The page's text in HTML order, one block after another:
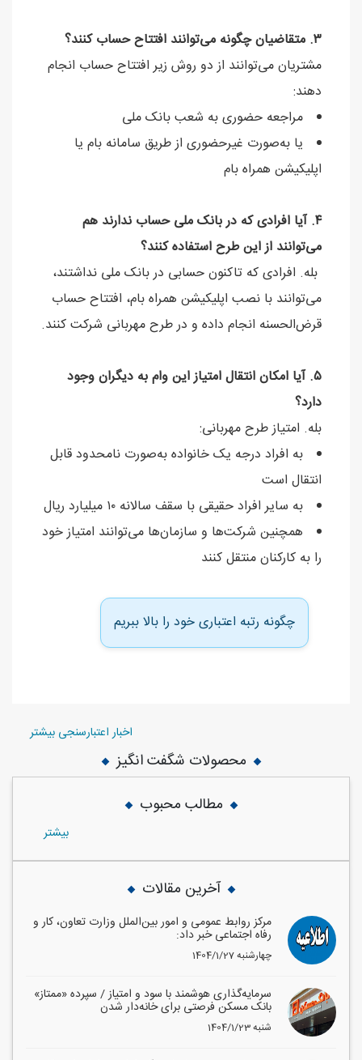
۳. متقاضیان چگونه می‌توانند افتتاح حساب کنند؟
مشتریان می‌توانند از دو روش زیر افتتاح حساب انجام
دهند:
مراجعه حضوری به شعب بانک ملی
یا به‌صورت غیرحضوری از طریق سامانه بام یا
اپلیکیشن همراه بام
۴. آیا افرادی که در بانک ملی حساب ندارند هم
می‌توانند از این طرح استفاده کنند؟
بله. افرادی که تاکنون حسابی در بانک ملی نداشتند،
می‌توانند با نصب اپلیکیشن همراه بام، افتتاح حساب
قرض‌الحسنه انجام داده و در طرح مهربانی شرکت کنند.
۵. آیا امکان انتقال امتیاز این وام به دیگران وجود
دارد؟
بله. امتیاز طرح مهربانی:
به افراد درجه یک خانواده به‌صورت نامحدود قابل
انتقال است
به سایر افراد حقیقی با سقف سالانه ۱۰ میلیارد ریال
همچنین شرکت‌ها و سازمان‌ها می‌توانند امتیاز خود
را به کارکنان منتقل کنند
چگونه رتبه اعتباری خود را بالا ببریم
اخبار اعتبارسنجی بیشتر
محصولات شگفت انگیز
مطالب محبوب
بيشتر
آخرین مقالات
مرکز روابط عمومی و امور بین‌الملل وزارت تعاون، کار و
رفاه اجتماعی خبر داد:
1404/1/27 چهارشنبه
سرمایه‌گذاری هوشمند با سود و امتیاز / سپرده «ممتاز»
بانک مسکن فرصتی برای خانه‌دار شدن
1404/1/23 شنبه